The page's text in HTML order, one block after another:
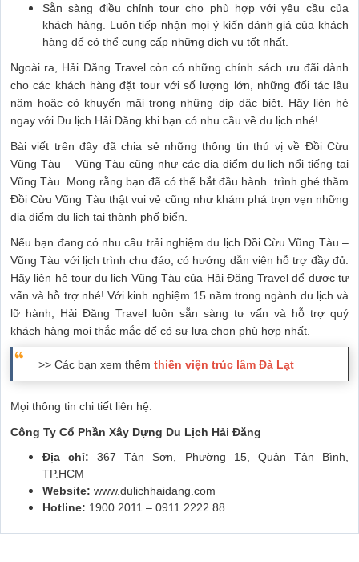
Sẵn sàng điều chỉnh tour cho phù hợp với yêu cầu của
khách hàng. Luôn tiếp nhận mọi ý kiến đánh giá của khách
hàng để có thể cung cấp những dịch vụ tốt nhất.
Ngoài ra, Hải Đăng Travel còn có những chính sách ưu đãi dành
cho các khách hàng đặt tour với số lượng lớn, những đối tác lâu
năm hoặc có khuyến mãi trong những dịp đặc biệt. Hãy liên hệ
ngay với Du lịch Hải Đăng khi bạn có nhu cầu về du lịch nhé!
Bài viết trên đây đã chia sẻ những thông tin thú vị về Đồi Cừu
Vũng Tàu – Vũng Tàu cũng như các địa điểm du lịch nổi tiếng tại
Vũng Tàu. Mong rằng bạn đã có thể bắt đầu hành trình ghé thăm
Đồi Cừu Vũng Tàu thật vui vẻ cũng như khám phá trọn vẹn những
địa điểm du lịch tại thành phố biển.
Nếu bạn đang có nhu cầu trải nghiệm du lịch Đồi Cừu Vũng Tàu –
Vũng Tàu với lịch trình chu đáo, có hướng dẫn viên hỗ trợ đầy đủ.
Hãy liên hệ tour du lịch Vũng Tàu của Hải Đăng Travel để được tư
vấn và hỗ trợ nhé! Với kinh nghiệm 15 năm trong ngành du lịch và
lữ hành, Hải Đăng Travel luôn sẵn sàng tư vấn và hỗ trợ quý
khách hàng mọi thắc mắc để có sự lựa chọn phù hợp nhất.
>> Các bạn xem thêm thiền viện trúc lâm Đà Lạt
Mọi thông tin chi tiết liên hệ:
Công Ty Cổ Phần Xây Dựng Du Lịch Hải Đăng
Địa chỉ:367 Tân Sơn, Phường 15, Quận Tân Bình,
TP.HCM
Website: www.dulichhaidang.com
Hotline: 1900 2011 – 0911 2222 88